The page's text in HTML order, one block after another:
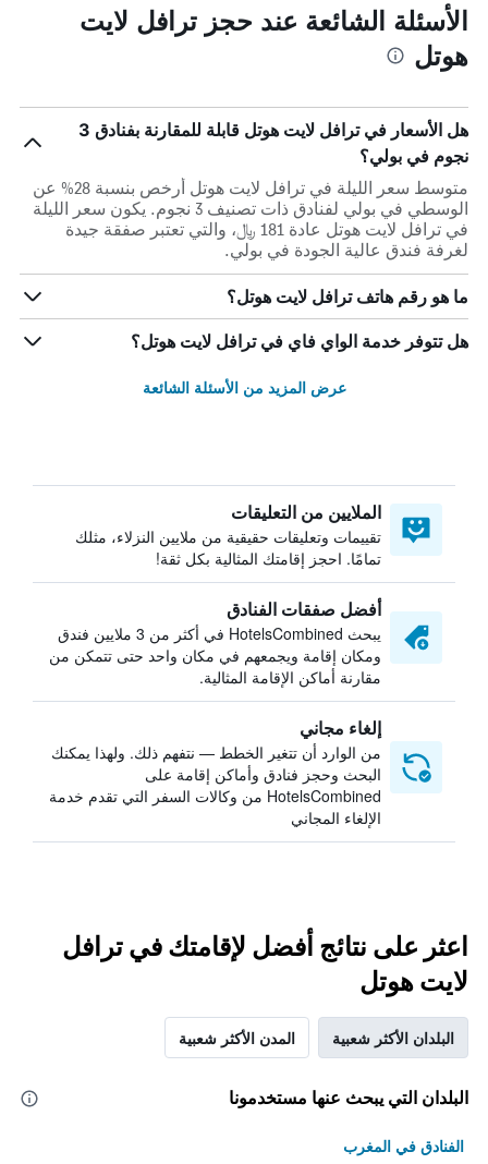
الأسئلة الشائعة عند حجز ترافل لايت
هوتل
هل الأسعار في ترافل لايت هوتل قابلة للمقارنة بفنادق 3
نجوم في بولي؟
متوسط سعر الليلة في ترافل لايت هوتل أرخص بنسبة 28% عن
الوسطي في بولي لفنادق ذات تصنيف 3 نجوم. يكون سعر الليلة
في ترافل لايت هوتل عادة 181 ﷼، والتي تعتبر صفقة جيدة
لغرفة فندق عالية الجودة في بولي.
ما هو رقم هاتف ترافل لايت هوتل؟
هل تتوفر خدمة الواي فاي في ترافل لايت هوتل؟
عرض المزيد من الأسئلة الشائعة
الملايين من التعليقات
تقييمات وتعليقات حقيقية من ملايين النزلاء، مثلك
تمامًا. احجز إقامتك المثالية بكل ثقة!
أفضل صفقات الفنادق
يبحث HotelsCombined في أكثر من 3 ملايين فندق
ومكان إقامة ويجمعهم في مكان واحد حتى تتمكن من
مقارنة أماكن الإقامة المثالية.
إلغاء مجاني
من الوارد أن تتغير الخطط — نتفهم ذلك. ولهذا يمكنك
البحث وحجز فنادق وأماكن إقامة على
HotelsCombined من وكالات السفر التي تقدم خدمة
الإلغاء المجاني
اعثر على نتائج أفضل لإقامتك في ترافل
لايت هوتل
البلدان الأكثر شعبية المدن الأكثر شعبية
البلدان التي يبحث عنها مستخدمونا
الفنادق في المغرب